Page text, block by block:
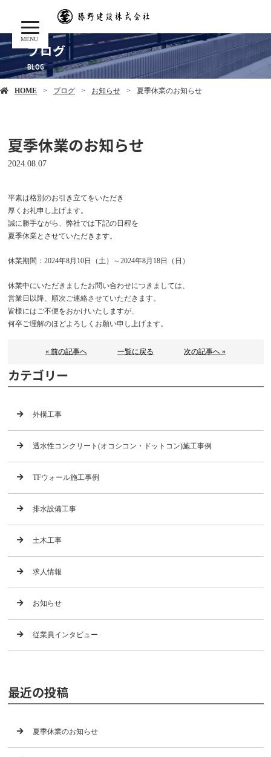
MENU
ブログ
HOME ブログ お知らせ 夏季休業のお知らせ
夏季休業のお知らせ
2024.08.07
平素は格別のお引き立てをいただき
厚くお礼申し上げます。
誠に勝手ながら、弊社では下記の日程を
夏季休業とさせていただきます。
休業期間：2024年8月10日（土）～2024年8月18日（日）
休業中にいただきましたお問い合わせにつきましては、
営業日以降、順次ご連絡させていただきます。
皆様にはご不便をおかけいたしますが、
何卒ご理解のほどよろしくお願い申し上げます。
« 前の記事へ 一覧に戻る 次の記事へ »
カテゴリー
外構工事
透水性コンクリート(オコシコン・ドットコン)施工事例
TFウォール施工事例
排水設備工事
土木工事
求人情報
お知らせ
従業員インタビュー
最近の投稿
夏季休業のお知らせ